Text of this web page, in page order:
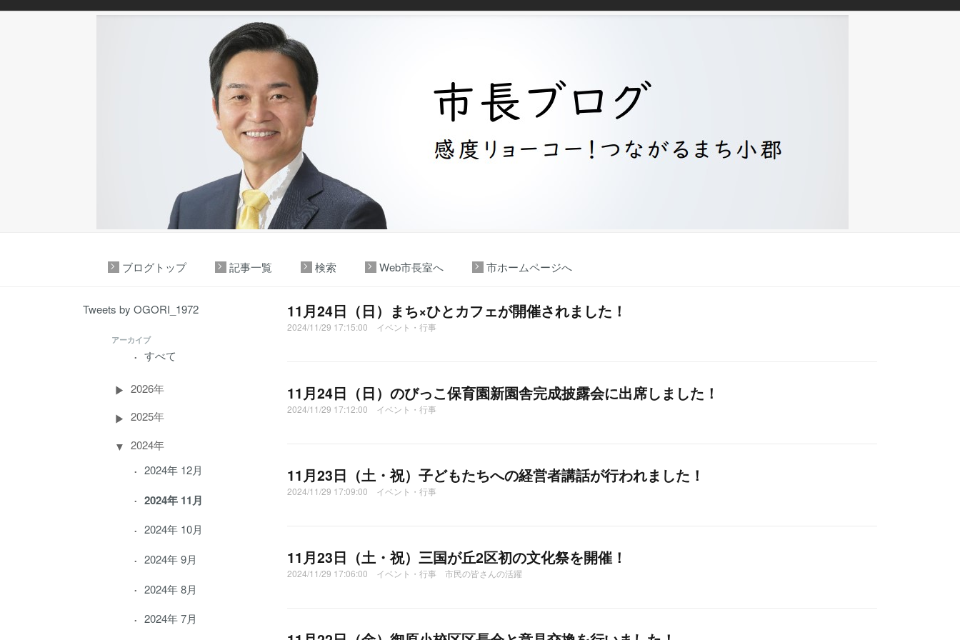
ブログトップ 記事一覧 検索 Web市長室へ 市ホームページへ
Tweets by OGORI_1972
アーカイブ
すべて
2026年
2025年
2024年
2024年 12月
2024年 11月
2024年 10月
2024年 9月
2024年 8月
2024年 7月
11月24日（日）まち×ひとカフェが開催されました！
2024/11/29 17:15:00 イベント・行事
11月24日（日）のびっこ保育園新園舎完成披露会に出席しました！
2024/11/29 17:12:00 イベント・行事
11月23日（土・祝）子どもたちへの経営者講話が行われました！
2024/11/29 17:09:00 イベント・行事
11月23日（土・祝）三国が丘2区初の文化祭を開催！
2024/11/29 17:06:00 イベント・行事 市民の皆さんの活躍